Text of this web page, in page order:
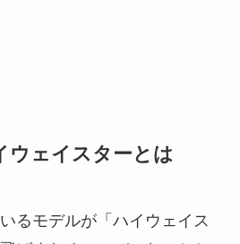
ウェイスターとは
るモデルが「ハイウェイス